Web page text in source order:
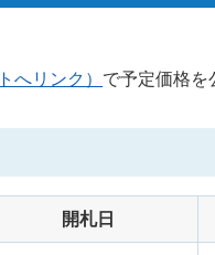
へリンク） で予定価格を
開札日